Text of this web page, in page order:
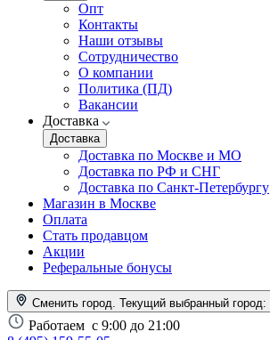
Опт
Контакты
Наши отзывы
Сотрудничество
О компании
Политика (ПД)
Вакансии
Доставка
Доставка
Доставка по Москве и МО
Доставка по РФ и СНГ
Доставка по Санкт-Петербургу
Магазин в Москве
Оплата
Стать продавцом
Акции
Реферальные бонусы
Сменить город. Текущий выбранный город:
Работаем с 9:00 до 21:00